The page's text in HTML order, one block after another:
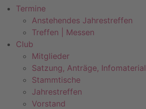
Termine
Anstehendes Jahrestreffen
Treffen | Messen
Club
Mitglieder
Satzung, Anträge, Infomaterial
Stammtische
Jahrestreffen
Vorstand